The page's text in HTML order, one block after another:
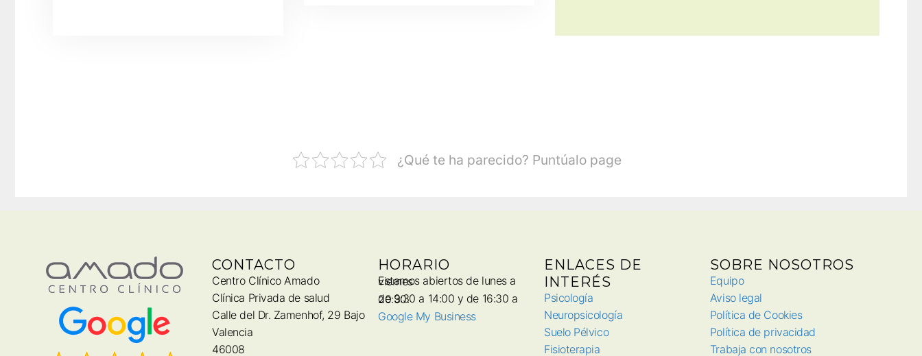
¿Qué te ha parecido? Puntúalo page
CONTACTO
Centro Clínico Amado
Clínica Privada de salud
Calle del Dr. Zamenhof, 29 Bajo
Valencia
46008
HORARIO
Estamos abiertos de lunes a viernes
de 9:30 a 14:00 y de 16:30 a 20:30.
Google My Business
ENLACES DE
INTERÉS
Psicología
Neuropsicología
Suelo Pélvico
Fisioterapia
SOBRE NOSOTROS
Equipo
Aviso legal
Política de Cookies
Política de privacidad
Trabaja con nosotros